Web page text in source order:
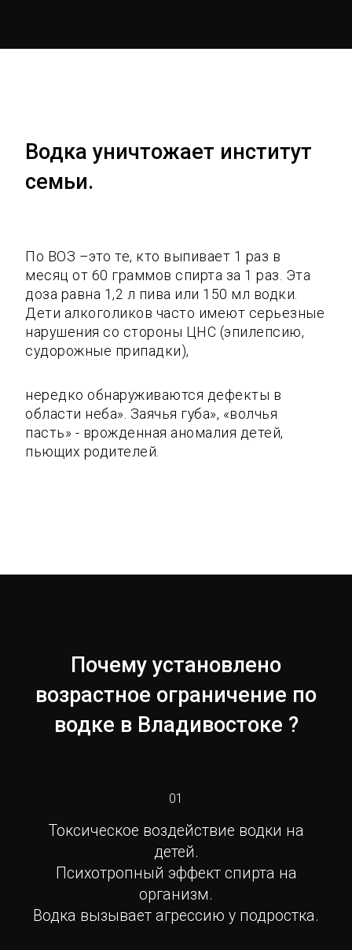
Водка уничтожает институт
семьи.
По ВОЗ –это те, кто выпивает 1 раз в
месяц от 60 граммов спирта за 1 раз. Эта
доза равна 1,2 л пива или 150 мл водки.
Дети алкоголиков часто имеют серьезные
нарушения со стороны ЦНС (эпилепсию,
судорожные припадки),
нередко обнаруживаются дефекты в
области неба». Заячья губа», «волчья
пасть» - врожденная аномалия детей,
пьющих родителей.
Почему установлено
возрастное ограничение по
водке в Владивостоке ?
01
Токсическое воздействие водки на
детей.
Психотропный эффект спирта на
организм.
Водка вызывает агрессию у подростка.